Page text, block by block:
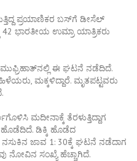
ಪ್ರಯಾಣಿಕರ ಬಸ್‌ಗೆ ಡೀಸೆಲ್
ಭಾರತೀಯ ಉಮ್ರಾ ಯಾತ್ರಿಕರು
ಈ ಘಟನೆ ನಡೆದಿದೆ.
ಮಕ್ಕಳಿದ್ದಾರೆ. ಮೃತಪಟ್ಟವರು
ಮದೀನಾಕ್ಕೆ ತೆರಳುತ್ತಿದ್ದಾಗ
ಹೊಡೆದಿದೆ. ಡಿಕ್ಕಿ ಹೊಡೆದ
ಜಾವ 1: 30ಕ್ಕೆ ಘಟನೆ ನಡೆದಾಗ
ನೋವಿನ ಸಂಖ್ಯೆ ಹೆಚ್ಚಾಗಿದೆ.